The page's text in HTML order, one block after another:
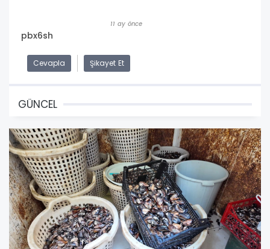
11 ay önce
pbx6sh
Cevapla Şikayet Et
GÜNCEL